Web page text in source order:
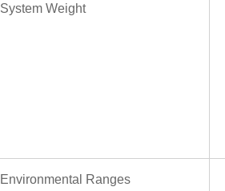
System Weight
Environmental Ranges